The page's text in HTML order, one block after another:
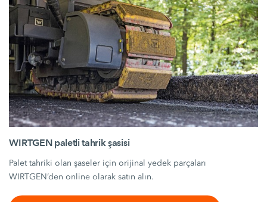
WIRTGEN paletli tahrik şasisi
Palet tahriki olan şaseler için orijinal yedek parçaları
WIRTGEN‘den online olarak satın alın.